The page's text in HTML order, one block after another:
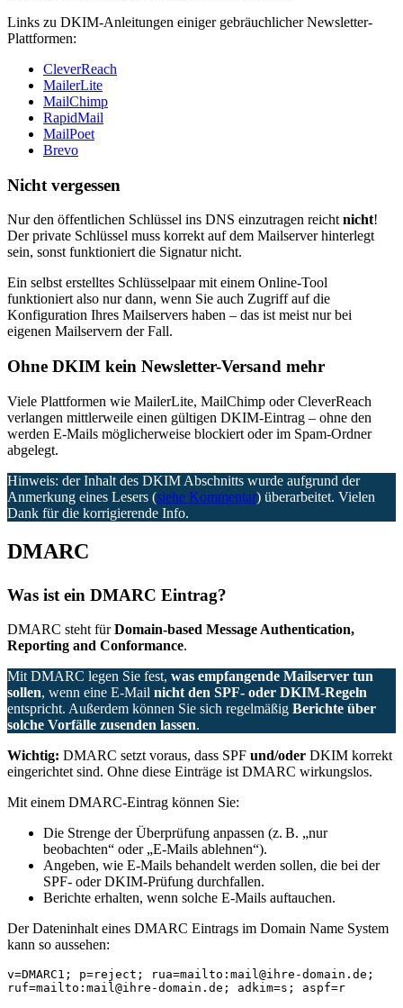
Links zu DKIM-Anleitungen einiger gebräuchlicher Newsletter-
Plattformen:
CleverReach
MailerLite
MailChimp
RapidMail
MailPoet
Brevo
Nicht vergessen
Nur den öffentlichen Schlüssel ins DNS einzutragen reicht nicht!
Der private Schlüssel muss korrekt auf dem Mailserver hinterlegt
sein, sonst funktioniert die Signatur nicht.
Ein selbst erstelltes Schlüsselpaar mit einem Online-Tool
funktioniert also nur dann, wenn Sie auch Zugriff auf die
Konfiguration Ihres Mailservers haben – das ist meist nur bei
eigenen Mailservern der Fall.
Ohne DKIM kein Newsletter-Versand mehr
Viele Plattformen wie MailerLite, MailChimp oder CleverReach
verlangen mittlerweile einen gültigen DKIM-Eintrag – ohne den
werden E-Mails möglicherweise blockiert oder im Spam-Ordner
abgelegt.
Hinweis: der Inhalt des DKIM Abschnitts wurde aufgrund der
Anmerkung eines Lesers (siehe Kommentar) überarbeitet. Vielen
Dank für die korrigierende Info.
DMARC
Was ist ein DMARC Eintrag?
DMARC steht fürDomain-based Message Authentication,
Reporting and Conformance.
Mit DMARC legen Sie fest, was empfangende Mailserver tun
sollen, wenn eine E-Mail nicht den SPF- oder DKIM-Regeln
entspricht. Außerdem können Sie sich regelmäßig Berichte über
solche Vorfälle zusenden lassen.
Wichtig: DMARC setzt voraus, dass SPF und/oder DKIM korrekt
eingerichtet sind. Ohne diese Einträge ist DMARC wirkungslos.
Mit einem DMARC-Eintrag können Sie:
Die Strenge der Überprüfung anpassen (z. B. „nur
beobachten“ oder „E-Mails ablehnen“).
Angeben, wie E-Mails behandelt werden sollen, die bei der
SPF- oder DKIM-Prüfung durchfallen.
Berichte erhalten, wenn solche E-Mails auftauchen.
Der Dateninhalt eines DMARC Eintrags im Domain Name System
kann so aussehen:
v=DMARC1; p=reject; rua=mailto:mail@ihre-domain.de;
ruf=mailto:mail@ihre-domain.de; adkim=s; aspf=r